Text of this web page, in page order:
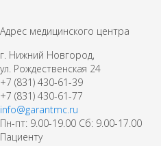
Адрес медицинского центра
г. Нижний Новгород,
ул. Рождественская 24
+7 (831) 430-61-39
+7 (831) 430-61-77
info@garantmc.ru
Пн-пт: 9.00-19.00 Сб: 9.00-17.00
Пациенту